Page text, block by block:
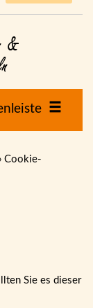
Cookie-
Sie es dieser